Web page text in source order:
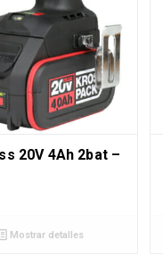
20V 4Ah 2bat –
Mostrar detalles